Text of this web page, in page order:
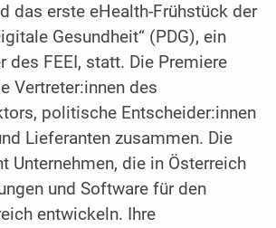
das erste eHealth-Frühstück der
Gesundheit“ (PDG), ein
des FEEI, statt. Die Premiere
Vertreter:innen des
politische Entscheider:innen
Lieferanten zusammen. Die
Unternehmen, die in Österreich
und Software für den
entwickeln. Ihre